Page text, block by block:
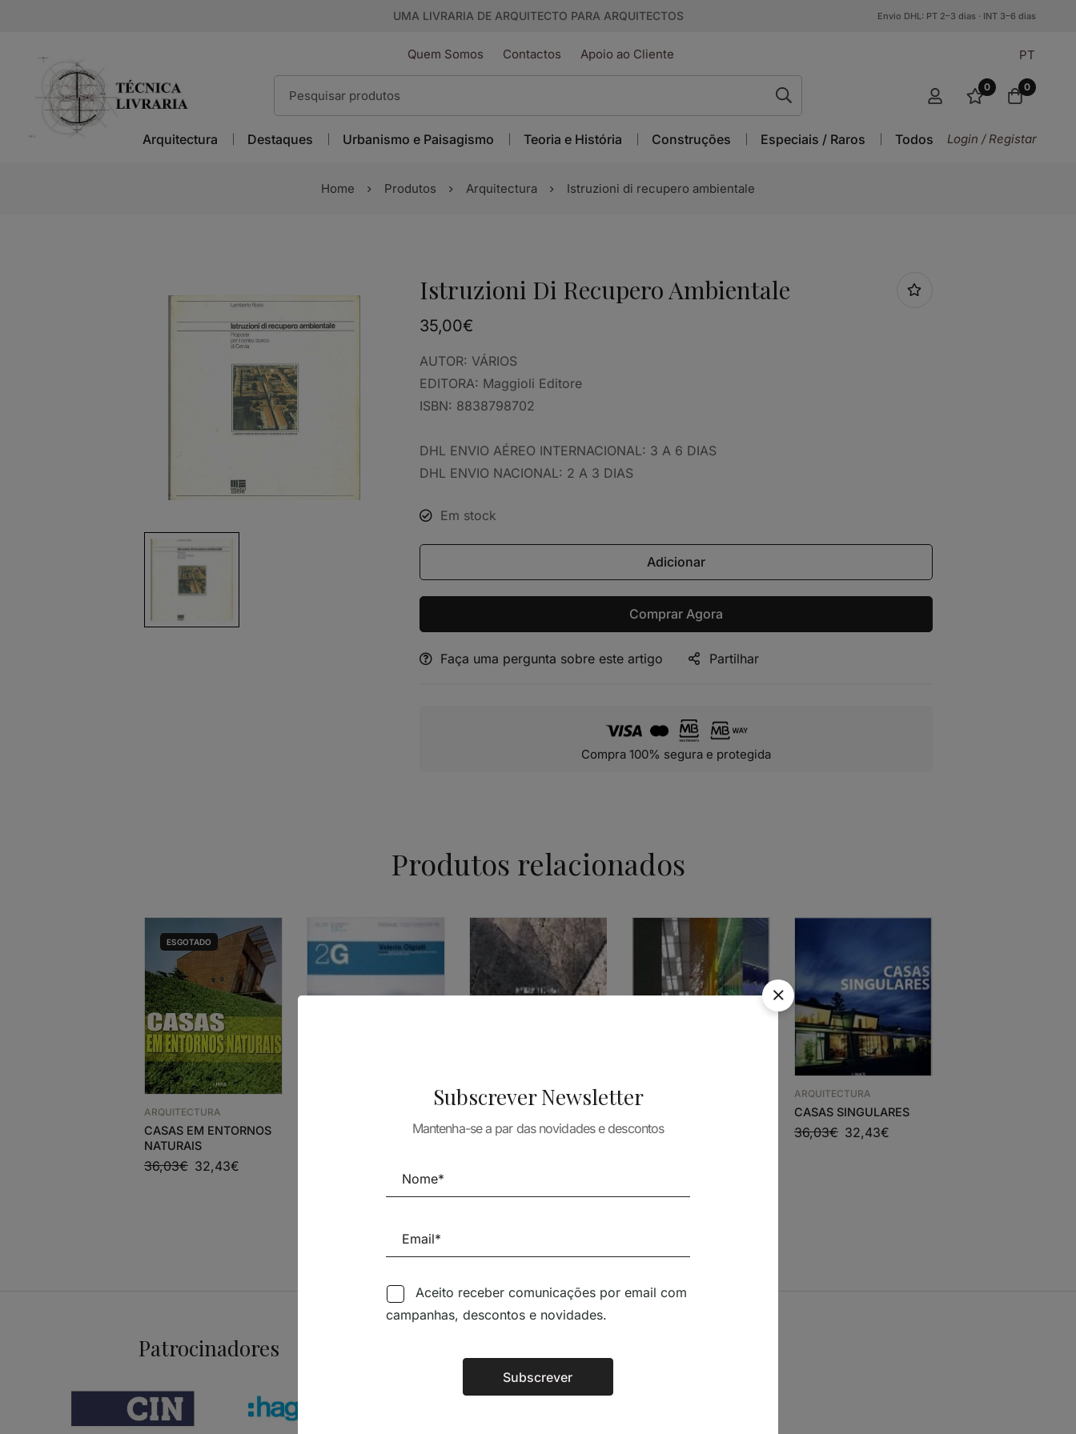
UMA LIVRARIA DE ARQUITECTO PARA ARQUITECTOS Envio DHL: PT 2–3 dias · INT 3–6 dias
Quem Somos Contactos Apoio ao Cliente PT
0 0
Arquitectura Destaques Urbanismo e Paisagismo Teoria e História Construções Especiais / Raros Todos Login / Registar
Home Produtos Arquitectura Istruzioni di recupero ambientale
Istruzioni Di Recupero Ambientale
35,00€
AUTOR: VÁRIOS
EDITORA: Maggioli Editore
ISBN: 8838798702
DHL ENVIO AÉREO INTERNACIONAL: 3 A 6 DIAS
DHL ENVIO NACIONAL: 2 A 3 DIAS
Em stock
Adicionar
Comprar Agora
Alternative:
Faça uma pergunta sobre este artigo Partilhar
Compra 100% segura e protegida
Produtos relacionados
ESGOTADO
ARQUITECTURA
CASAS EM ENTORNOS
NATURAIS
36,03€ 32,43€
ARQUITECTURA
MATERIA Y FORMA II
LIGHT IN
ARQUITECTURA
CASAS SINGULARES
36,03€ 32,43€
Patrocinadores
Subscrever Newsletter
Mantenha-se a par das novidades e descontos
Aceito receber comunicações por email com
campanhas, descontos e novidades.
Subscrever